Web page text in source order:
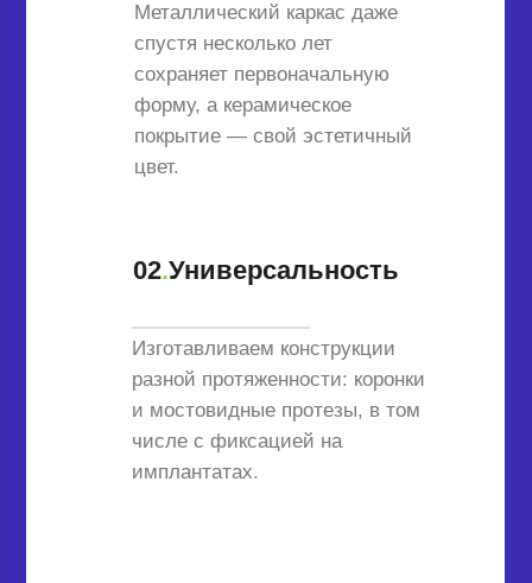
Металлический каркас даже
спустя несколько лет
сохраняет первоначальную
форму, а керамическое
покрытие — свой эстетичный
цвет.
Изготавливаем конструкции
разной протяженности: коронки
и мостовидные протезы, в том
числе с фиксацией на
имплантатах.
02.Универсальность